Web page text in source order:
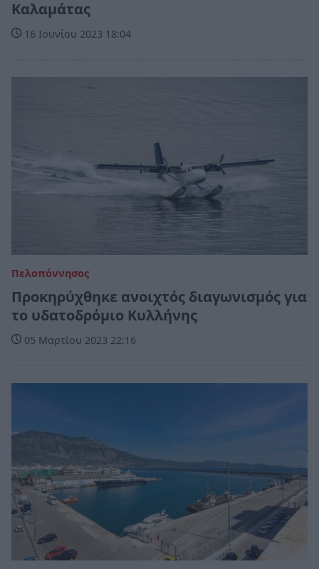
Καλαμάτας
16 Ιουνίου 2023 18:04
Πελοπόννησος
Προκηρύχθηκε ανοιχτός διαγωνισμός για
το υδατοδρόμιο Κυλλήνης
05 Μαρτίου 2023 22:16